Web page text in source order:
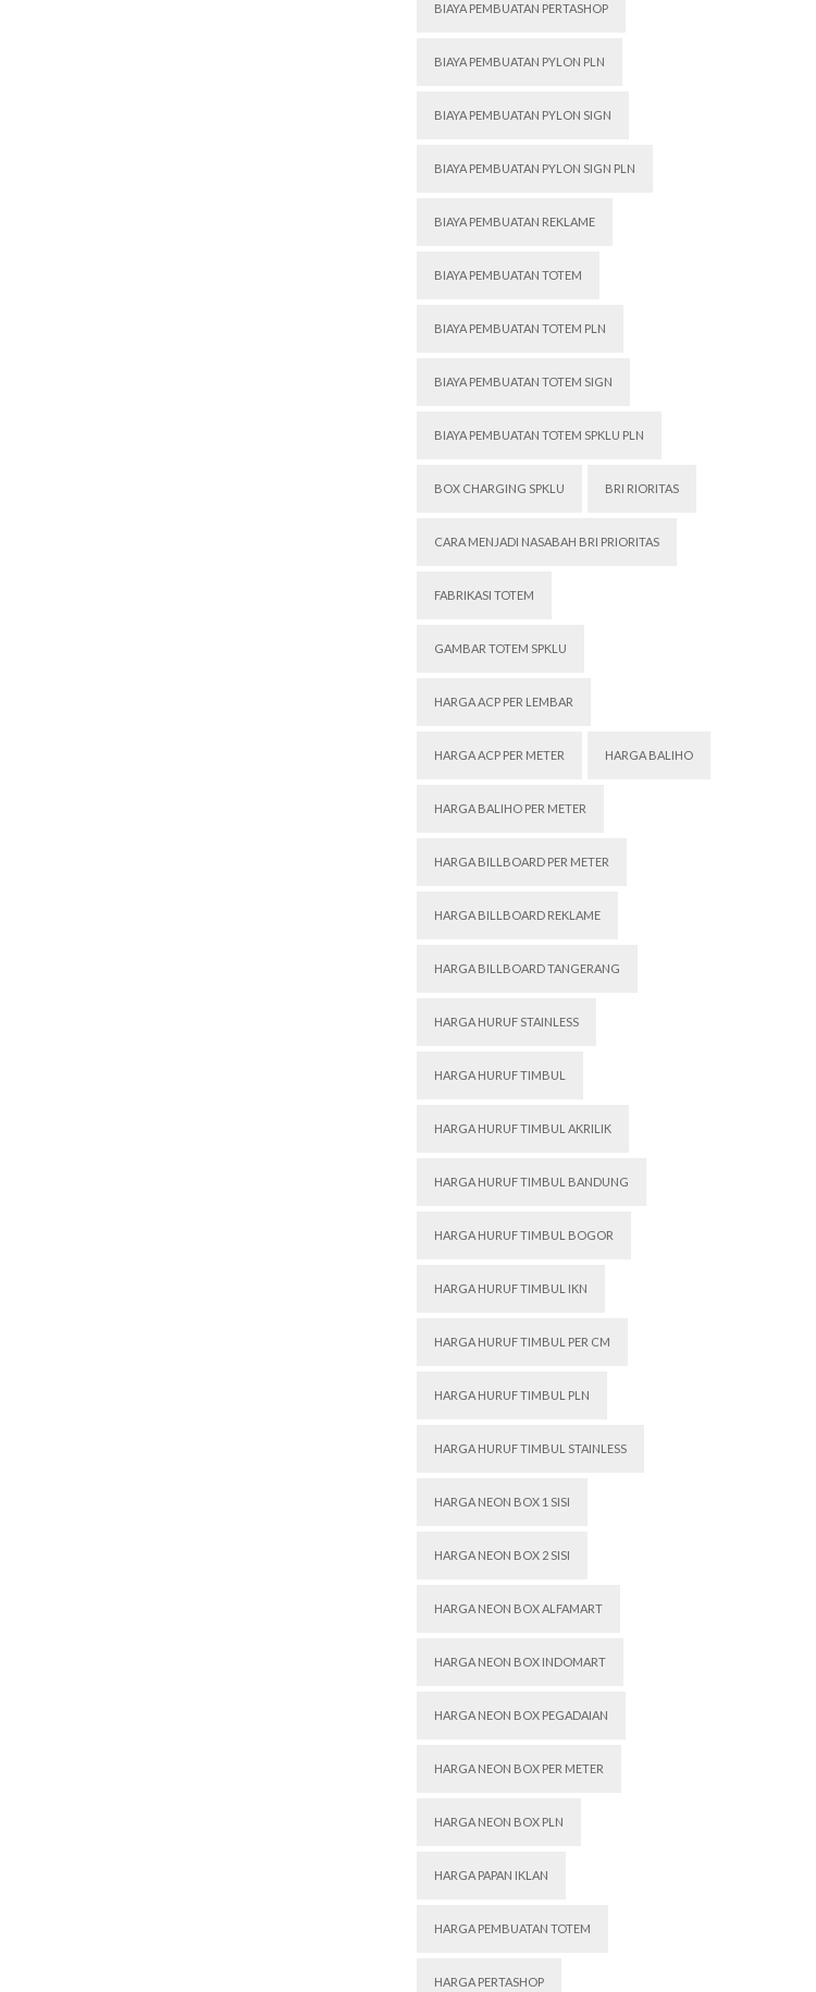
BIAYA PEMBUATAN PERTASHOP
BIAYA PEMBUATAN PYLON PLN
BIAYA PEMBUATAN PYLON SIGN
BIAYA PEMBUATAN PYLON SIGN PLN
BIAYA PEMBUATAN REKLAME
BIAYA PEMBUATAN TOTEM
BIAYA PEMBUATAN TOTEM PLN
BIAYA PEMBUATAN TOTEM SIGN
BIAYA PEMBUATAN TOTEM SPKLU PLN
BOX CHARGING SPKLU BRI RIORITAS
CARA MENJADI NASABAH BRI PRIORITAS
FABRIKASI TOTEM
GAMBAR TOTEM SPKLU
HARGA ACP PER LEMBAR
HARGA ACP PER METER HARGA BALIHO
HARGA BALIHO PER METER
HARGA BILLBOARD PER METER
HARGA BILLBOARD REKLAME
HARGA BILLBOARD TANGERANG
HARGA HURUF STAINLESS
HARGA HURUF TIMBUL
HARGA HURUF TIMBUL AKRILIK
HARGA HURUF TIMBUL BANDUNG
HARGA HURUF TIMBUL BOGOR
HARGA HURUF TIMBUL IKN
HARGA HURUF TIMBUL PER CM
HARGA HURUF TIMBUL PLN
HARGA HURUF TIMBUL STAINLESS
HARGA NEON BOX 1 SISI
HARGA NEON BOX 2 SISI
HARGA NEON BOX ALFAMART
HARGA NEON BOX INDOMART
HARGA NEON BOX PEGADAIAN
HARGA NEON BOX PER METER
HARGA NEON BOX PLN
HARGA PAPAN IKLAN
HARGA PEMBUATAN TOTEM
HARGA PERTASHOP